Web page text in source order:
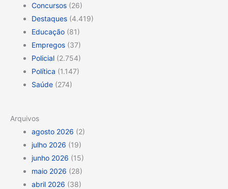
Concursos (26)
Destaques (4.419)
Educação (81)
Empregos (37)
Policial (2.754)
Política (1.147)
Saúde (274)
Arquivos
agosto 2026 (2)
julho 2026 (19)
junho 2026 (15)
maio 2026 (28)
abril 2026 (38)